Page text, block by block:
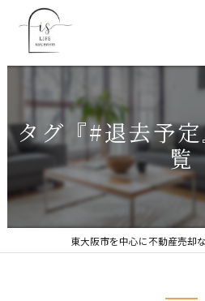
タグ『#退去予
覧
東大阪市を中心に不動産売却